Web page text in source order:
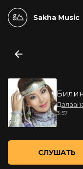
Sakha Music
3:57
СЛУШАТЬ